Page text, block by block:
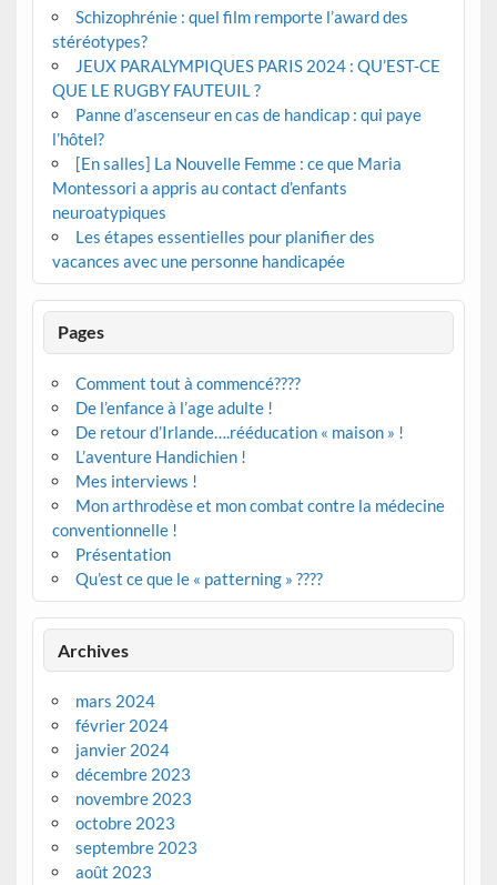
Schizophrénie : quel film remporte l’award des
stéréotypes?
JEUX PARALYMPIQUES PARIS 2024 : QU’EST-CE
QUE LE RUGBY FAUTEUIL ?
Panne d’ascenseur en cas de handicap : qui paye
l’hôtel?
[En salles] La Nouvelle Femme : ce que Maria
Montessori a appris au contact d’enfants
neuroatypiques
Les étapes essentielles pour planifier des
vacances avec une personne handicapée
Pages
Comment tout à commencé????
De l’enfance à l’age adulte !
De retour d’Irlande….rééducation « maison » !
L’aventure Handichien !
Mes interviews !
Mon arthrodèse et mon combat contre la médecine
conventionnelle !
Présentation
Qu’est ce que le « patterning » ????
Archives
mars 2024
février 2024
janvier 2024
décembre 2023
novembre 2023
octobre 2023
septembre 2023
août 2023